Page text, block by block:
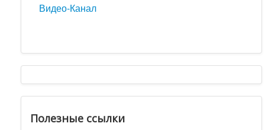
Видео-Канал
Полезные ссылки